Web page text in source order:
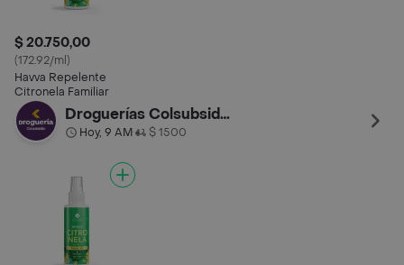
$ 20.750,00
(172.92/ml)
Havva Repelente
Citronela Familiar
Droguerías Colsubsidio
Hoy, 9 AM• $ 1500